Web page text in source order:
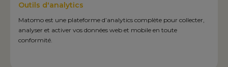
Outils d'analytics
Matomo est une plateforme d’analytics complète pour collecter,
analyser et activer vos données web et mobile en toute
conformité.